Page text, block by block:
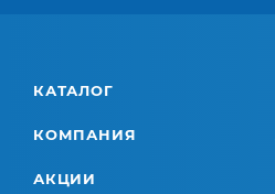
КАТАЛОГ
КОМПАНИЯ
АКЦИИ